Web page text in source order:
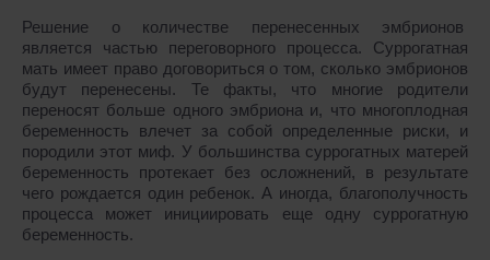
Решение о количестве перенесенных эмбрионов
является частью переговорного процесса. Суррогатная
мать имеет право договориться о том, сколько эмбрионов
будут перенесены. Те факты, что многие родители
переносят больше одного эмбриона и, что многоплодная
беременность влечет за собой определенные риски, и
породили этот миф. У большинства суррогатных матерей
беременность протекает без осложнений, в результате
чего рождается один ребенок. А иногда, благополучность
процесса может инициировать еще одну суррогатную
беременность.